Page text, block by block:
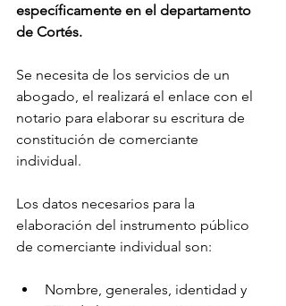
específicamente en el departamento
de Cortés.
Se necesita de los servicios de un
abogado, el realizará el enlace con el
notario para elaborar su escritura de
constitución de comerciante
individual.
Los datos necesarios para la
elaboración del instrumento público
de comerciante individual son:
Nombre, generales, identidad y